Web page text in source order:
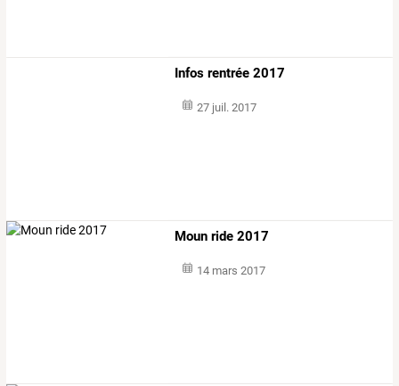
Infos rentrée 2017
27 juil. 2017
Moun ride 2017
14 mars 2017